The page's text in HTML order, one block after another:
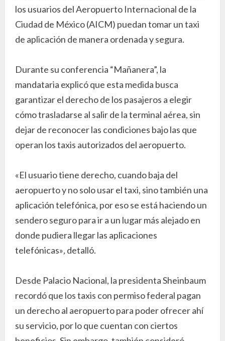
los usuarios del Aeropuerto Internacional de la
Ciudad de México (AICM) puedan tomar un taxi
de aplicación de manera ordenada y segura.
Durante su conferencia “Mañanera”, la
mandataria explicó que esta medida busca
garantizar el derecho de los pasajeros a elegir
cómo trasladarse al salir de la terminal aérea, sin
dejar de reconocer las condiciones bajo las que
operan los taxis autorizados del aeropuerto.
«El usuario tiene derecho, cuando baja del
aeropuerto y no solo usar el taxi, sino también una
aplicación telefónica, por eso se está haciendo un
sendero seguro para ir a un lugar más alejado en
donde pudiera llegar las aplicaciones
telefónicas»,detalló.
Desde Palacio Nacional, la presidenta Sheinbaum
recordó que los taxis con permiso federal pagan
un derecho al aeropuerto para poder ofrecer ahí
su servicio, por lo que cuentan con ciertos